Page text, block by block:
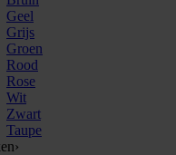
Geel
Grijs
Groen
Rood
Rose
Wit
Zwart
Taupe
›